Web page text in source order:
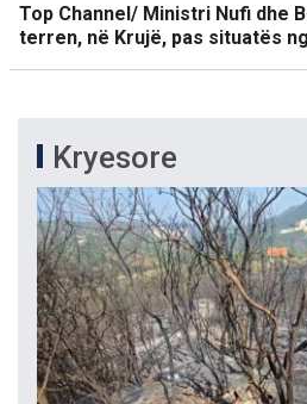
Top Channel/ Ministri Nufi dhe
terren, në Krujë, pas situatës
Kryesore